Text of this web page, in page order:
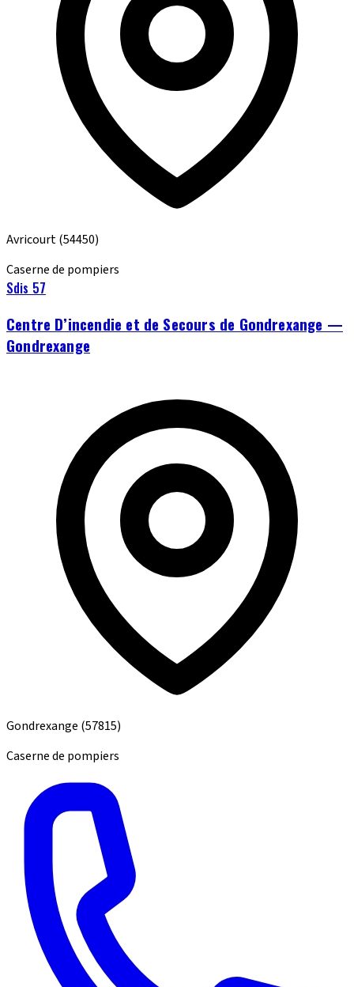
Avricourt(54450)
Caserne de pompiers
Sdis 57
Centre D’incendie et de Secours de Gondrexange —
Gondrexange
Gondrexange (57815)
Caserne de pompiers